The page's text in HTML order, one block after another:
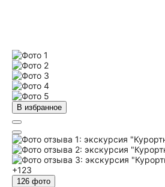
В избранное
+123
126 фото